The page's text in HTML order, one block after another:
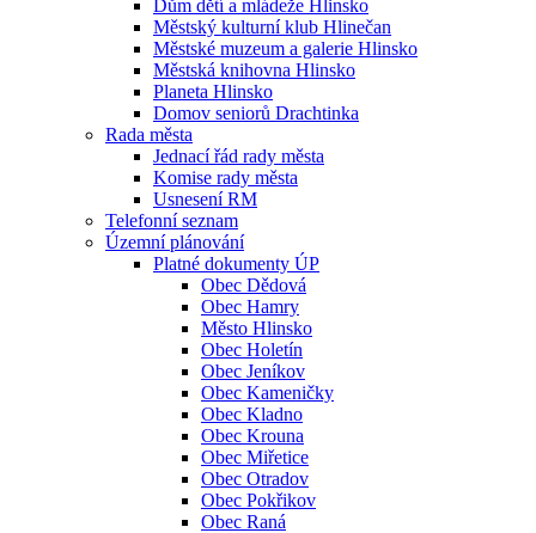
Dům dětí a mládeže Hlinsko
Městský kulturní klub Hlinečan
Městské muzeum a galerie Hlinsko
Městská knihovna Hlinsko
Planeta Hlinsko
Domov seniorů Drachtinka
Rada města
Jednací řád rady města
Komise rady města
Usnesení RM
Telefonní seznam
Územní plánování
Platné dokumenty ÚP
Obec Dědová
Obec Hamry
Město Hlinsko
Obec Holetín
Obec Jeníkov
Obec Kameničky
Obec Kladno
Obec Krouna
Obec Miřetice
Obec Otradov
Obec Pokřikov
Obec Raná